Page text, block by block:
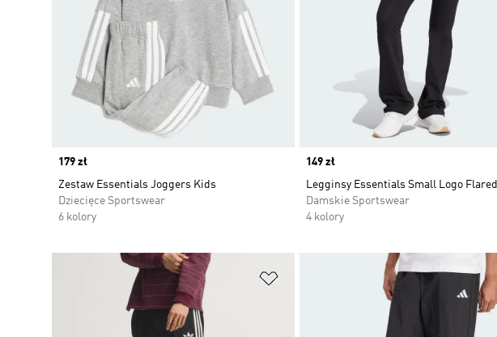
Price
179 zł
Zestaw Essentials Joggers Kids
Dziecięce Sportswear
6 kolory
Price
149 zł
Legginsy Essentials Small Logo Flared
Damskie Sportswear
4 kolory
Dodaj do listy życzeń